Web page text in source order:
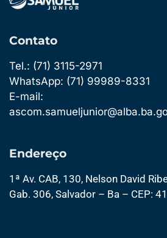
Contato
Tel.: (71) 3115-2971
WhatsApp: (71) 99989-8331
E-mail:
Endereço
1ª Av. CAB, 130, Nelson David
Gab. 306, Salvador – Ba – CEP: